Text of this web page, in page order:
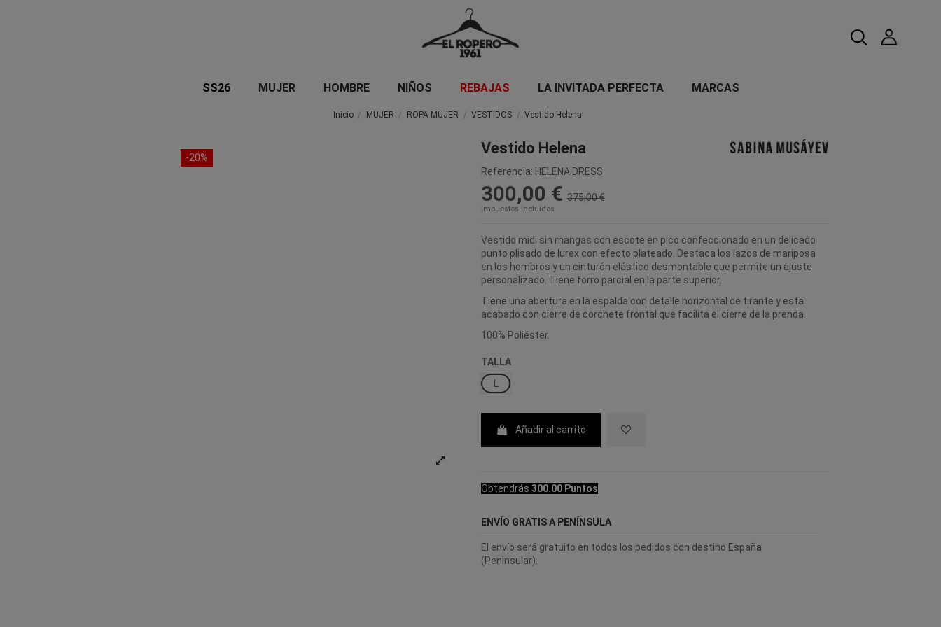
SS26 MUJER HOMBRE NIÑOS REBAJAS LA INVITADA PERFECTA MARCAS
Inicio MUJER ROPA MUJER VESTIDOS Vestido Helena
-20%
Vestido Helena
Referencia: HELENA DRESS
300,00 € 375,00 €
Impuestos incluidos
Vestido midi sin mangas con escote en pico confeccionado en un delicado
punto plisado de lurex con efecto plateado. Destaca los lazos de mariposa
en los hombros y un cinturón elástico desmontable que permite un ajuste
personalizado. Tiene forro parcial en la parte superior.
Tiene una abertura en la espalda con detalle horizontal de tirante y esta
acabado con cierre de corchete frontal que facilita el cierre de la prenda.
100% Poliéster.
TALLA
L
Añadir al carrito
Obtendrás 300.00 Puntos
ENVÍO GRATIS A PENÍNSULA
El envío será gratuito en todos los pedidos con destino España
(Peninsular).